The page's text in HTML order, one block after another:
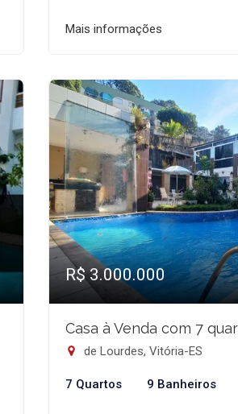
Mais informações
R$ 3.000.000
Casa à Venda com 7
de Lourdes, Vitória-ES
7 Quartos 9 Banheiros